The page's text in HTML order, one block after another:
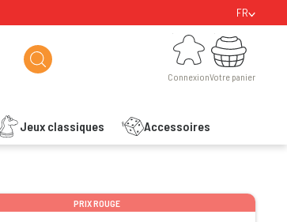
FR
Connexion
Connexion
Jeux classiques Accessoires
Votre panier
Votre panier
PRIX ROUGE